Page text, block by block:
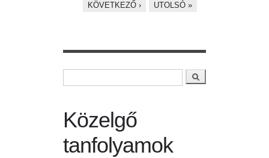
KÖVETKEZŐ › UTOLSÓ »
Keresés
Közelgő
tanfolyamok